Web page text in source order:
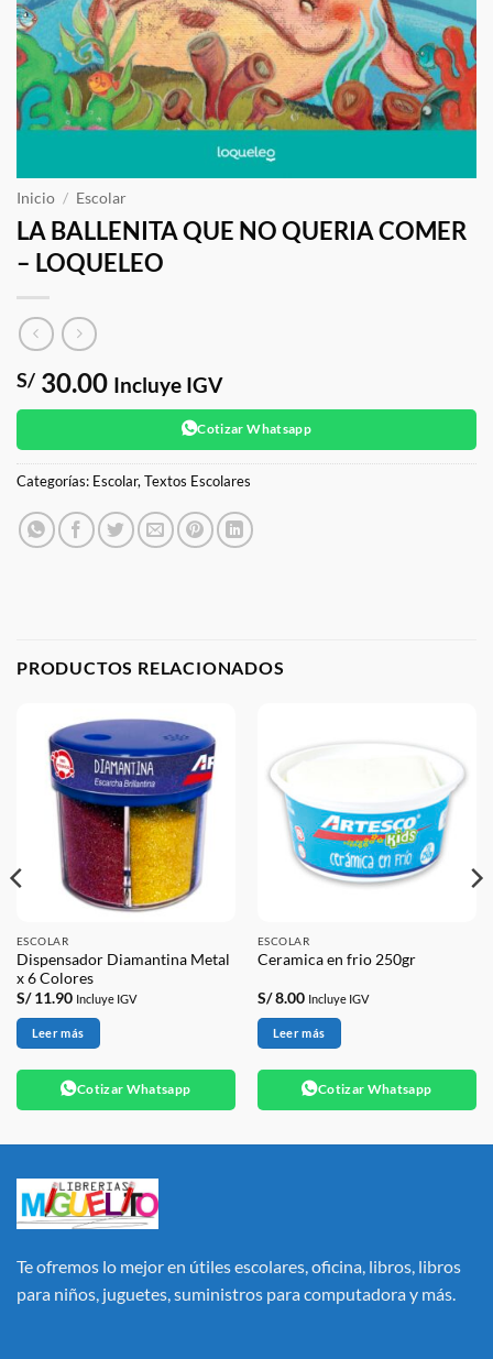
Inicio / Escolar
LA BALLENITA QUE NO QUERIA COMER
– LOQUELEO
S/ 30.00 Incluye IGV
Cotizar Whatsapp
Categorías: Escolar, Textos Escolares
PRODUCTOS RELACIONADOS
ESCOLAR
Dispensador Diamantina Metal
x 6 Colores
S/11.90 Incluye IGV
Leer más
Cotizar Whatsapp
ESCOLAR
Ceramica en frio 250gr
S/8.00 Incluye IGV
Leer más
Cotizar Whatsapp
Te ofremos lo mejor en útiles escolares, oficina, libros, libros
para niños, juguetes, suministros para computadora y más.